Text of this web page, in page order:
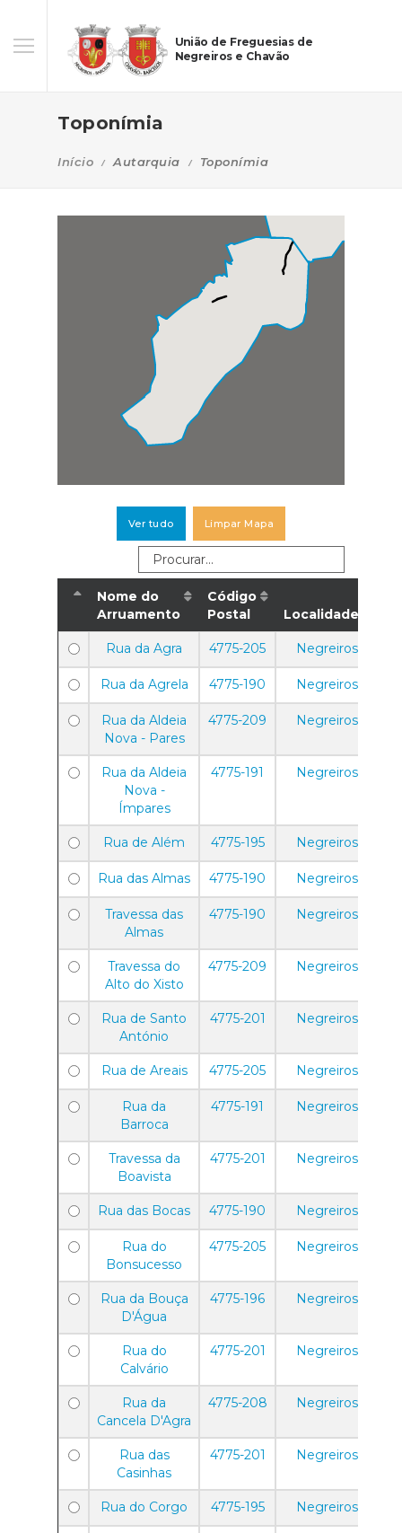
União de Freguesias de
Negreiros e Chavão
Toponímia
Início Autarquia Toponímia
Ver tudo Limpar Mapa
Nome do
Arruamento
Código
Postal
Localidade
Rua da Agra 4775-205 Negreiros
Rua da Agrela 4775-190 Negreiros
Rua da Aldeia
Nova - Pares
4775-209 Negreiros
Rua da Aldeia
Nova -
Ímpares
4775-191 Negreiros
Rua de Além 4775-195 Negreiros
Rua das Almas 4775-190 Negreiros
Travessa das
Almas
4775-190 Negreiros
Travessa do
Alto do Xisto
4775-209 Negreiros
Rua de Santo
António
4775-201 Negreiros
Rua de Areais 4775-205 Negreiros
Rua da
Barroca
4775-191 Negreiros
Travessa da
Boavista
4775-201 Negreiros
Rua das Bocas 4775-190 Negreiros
Rua do
Bonsucesso
4775-205 Negreiros
Rua da Bouça
D'Água
4775-196 Negreiros
Rua do
Calvário
4775-201 Negreiros
Rua da
Cancela D'Agra
4775-208 Negreiros
Rua das
Casinhas
4775-201 Negreiros
Rua do Corgo 4775-195 Negreiros